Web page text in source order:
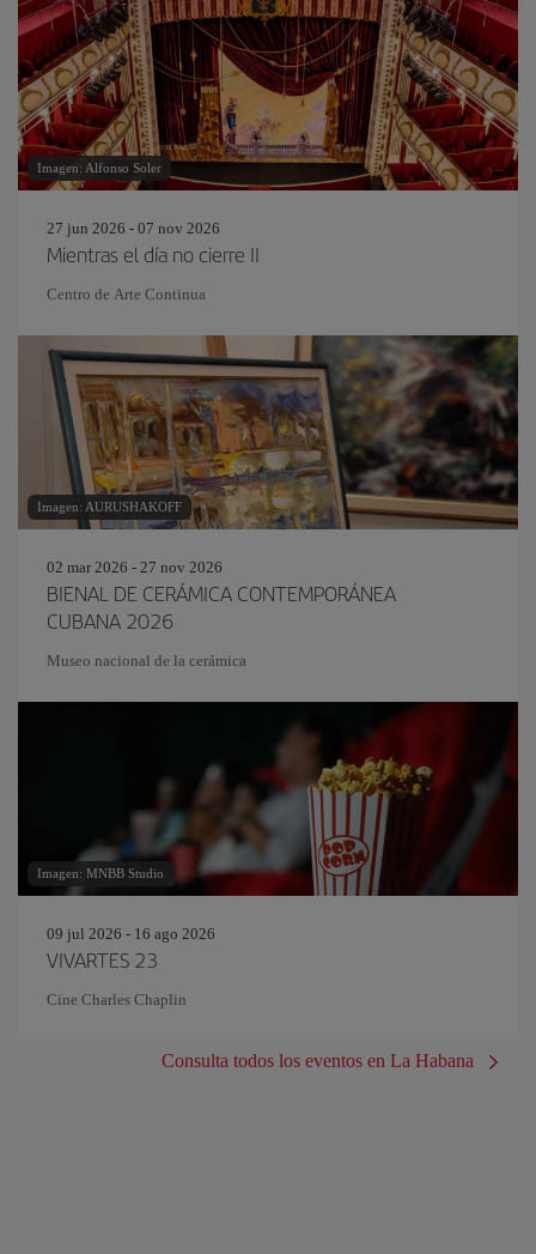
Imagen: Alfonso Soler
27 jun 2026 - 07 nov 2026
Mientras el día no cierre II
Centro de Arte Continua
Imagen: AURUSHAKOFF
02 mar 2026 - 27 nov 2026
BIENAL DE CERÁMICA CONTEMPORÁNEA
CUBANA 2026
Museo nacional de la cerámica
Imagen: MNBB Studio
09 jul 2026 - 16 ago 2026
VIVARTES 23
Cine Charles Chaplin
Consulta todos los eventos en La Habana